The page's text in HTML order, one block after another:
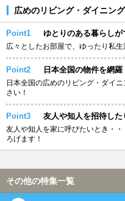
広めのリビング・ダイニン
Point1 ゆとりのある暮らしが
広々としたお部屋で、ゆったり私生
Point2 日本全国の物件を網羅
日本全国の広めのリビング・ダイ
さい！
Point3 友人や知人を招待した
友人や知人を家に呼びたいとき・
ろげます！
その他の特集一覧